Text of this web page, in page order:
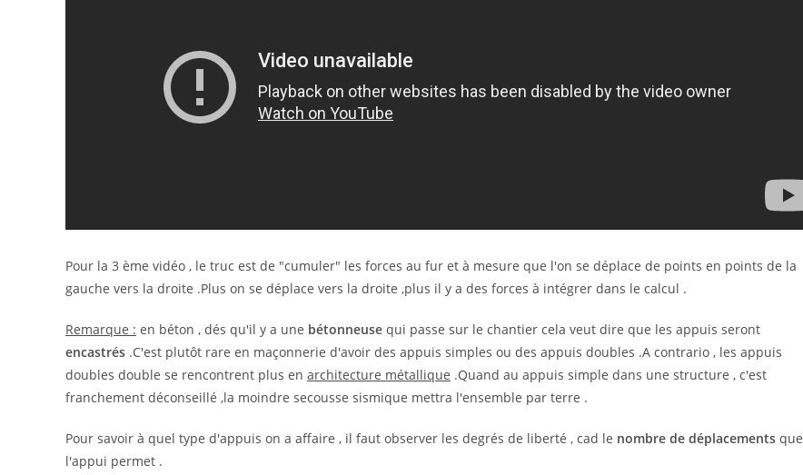
Pour la 3 ème vidéo , le truc est de "cumuler" les forces au fur et à mesure que l'on se déplace de points en points de la
gauche vers la droite .Plus on se déplace vers la droite ,plus il y a des forces à intégrer dans le calcul .
Remarque : en béton , dés qu'il y a une bétonneuse qui passe sur le chantier cela veut dire que les appuis seront
encastrés .C'est plutôt rare en maçonnerie d'avoir des appuis simples ou des appuis doubles .A contrario , les appuis
doubles double se rencontrent plus en architecture métallique .Quand au appuis simple dans une structure , c'est
franchement déconseillé ,la moindre secousse sismique mettra l'ensemble par terre .
Pour savoir à quel type d'appuis on a affaire , il faut observer les degrés de liberté , cad le nombre de déplacements que
l'appui permet .